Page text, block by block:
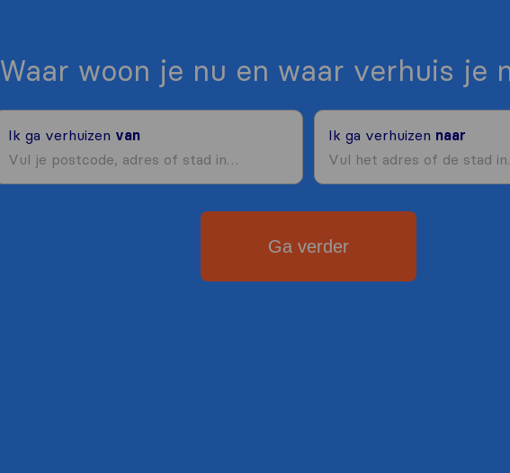
Waar woon je nu en waar verhuis je
Ik ga verhuizen van Ik ga verhuizen naar
Ga verder